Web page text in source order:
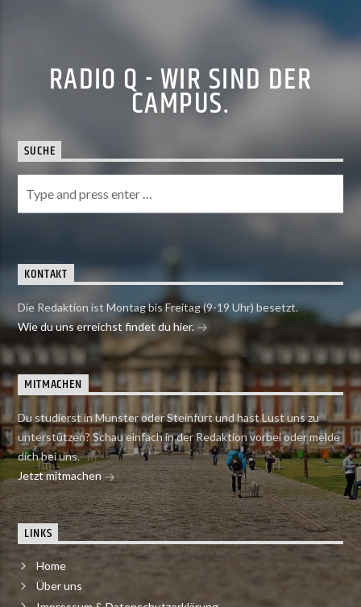
RADIO Q - WIR SIND DER
CAMPUS.
SUCHE
KONTAKT
Die Redaktion ist Montag bis Freitag (9-19 Uhr) besetzt.
Wie du uns erreichst findet du hier.
MITMACHEN
Du studierst in Münster oder Steinfurt und hast Lust uns zu
unterstützen? Schau einfach in der Redaktion vorbei oder melde
dich bei uns.
Jetzt mitmachen
LINKS
Home
Über uns